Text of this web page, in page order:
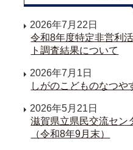
2026年7月22日
令和8年度特定非営利
ト調査結果について
2026年7月1日
しがのこどものなつや
2026年5月21日
滋賀県立県民交流セン
（令和8年9月末）